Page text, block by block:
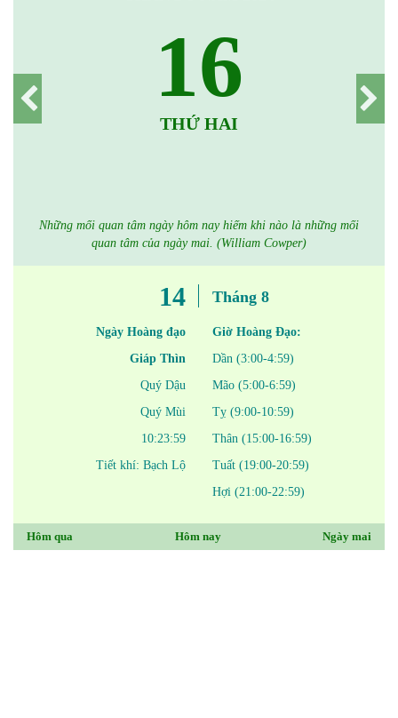
16
THỨ HAI
Những mối quan tâm ngày hôm nay hiếm khi nào là những mối
quan tâm của ngày mai. (William Cowper)
14
Ngày Hoàng đạo
Giáp Thìn
Quý Dậu
Quý Mùi
10:23:59
Tiết khí: Bạch Lộ
Tháng 8
Giờ Hoàng Đạo:
Dần (3:00-4:59)
Mão (5:00-6:59)
Tỵ (9:00-10:59)
Thân (15:00-16:59)
Tuất (19:00-20:59)
Hợi (21:00-22:59)
Hôm qua Hôm nay Ngày mai